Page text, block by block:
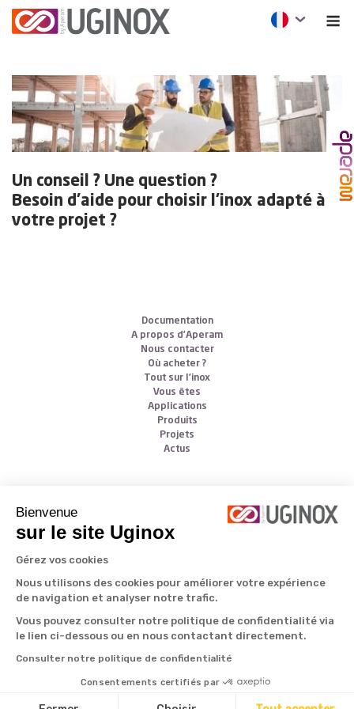
Un conseil ? Une question ?
Besoin d’aide pour choisir l’inox adapté à
votre projet ?
Documentation
A propos d’Aperam
Nous contacter
Où acheter ?
Tout sur l’inox
Vous êtes
Applications
Produits
Projets
Actus
All rights reserved © Aperam 2026
Bienvenue
sur le site Uginox
Gérez vos cookies
Nous utilisons des cookies pour améliorer votre expérience
de navigation et analyser notre trafic.
Vous pouvez consulter notre politique de confidentialité via
le lien ci-dessous ou en nous contactant directement.
Consulter notre politique de confidentialité
Consentements certifiés par